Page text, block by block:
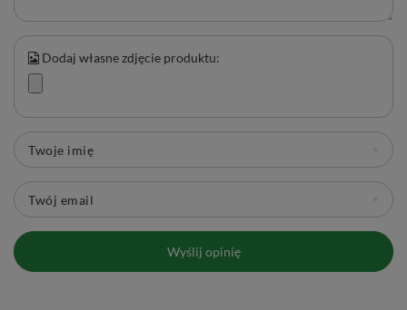
Dodaj własne zdjęcie produktu:
Twoje imię
Twój email
Wyślij opinię